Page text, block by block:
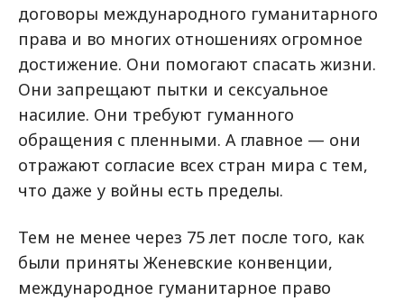
договоры международного гуманитарного
права и во многих отношениях огромное
достижение. Они помогают спасать жизни.
Они запрещают пытки и сексуальное
насилие. Они требуют гуманного
обращения с пленными. А главное — они
отражают согласие всех стран мира с тем,
что даже у войны есть пределы.
Тем не менее через 75 лет после того, как
были приняты Женевские конвенции,
международное гуманитарное право